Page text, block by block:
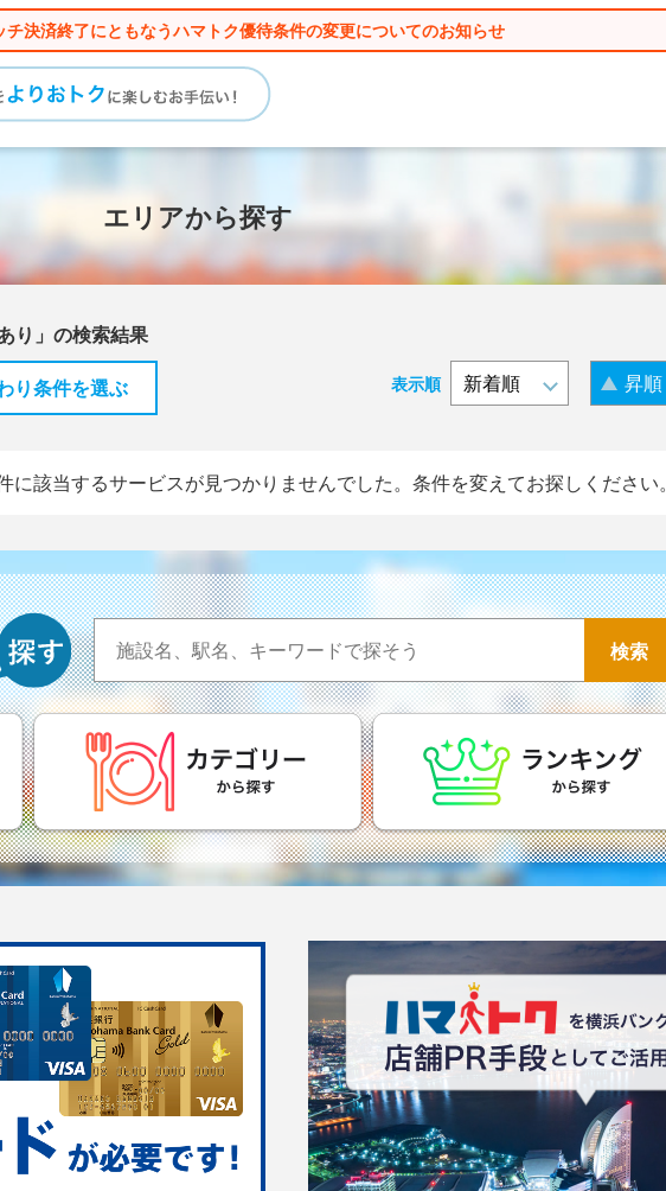
チ決済終了にともなうハマトク優待条件の変更についてのお知らせ
エリアから探す
り」の検索結果
り条件を選ぶ 表示順 昇順
該当するサービスが見つかりませんでした。条件を変えてお探しください。